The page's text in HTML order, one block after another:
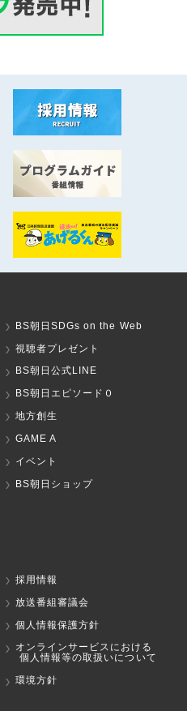
BS朝日SDGs on the Web
視聴者プレゼント
BS朝日公式LINE
BS朝日エピソード０
地方創生
GAME A
イベント
BS朝日ショップ
採用情報
放送番組審議会
個人情報保護方針
オンラインサービスにおける
個人情報等の取扱いについて
環境方針